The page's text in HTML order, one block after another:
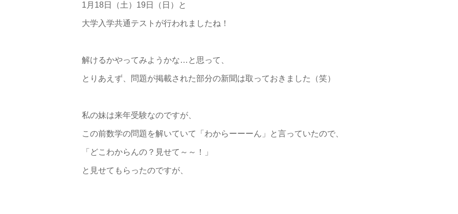
1月18日（土）19日（日）と
大学入学共通テストが行われましたね！
解けるかやってみようかな…と思って、
とりあえず、問題が掲載された部分の新聞は取っておきました（笑）
私の妹は来年受験なのですが、
この前数学の問題を解いていて「わからーーーん」と言っていたので、
「どこわからんの？見せて～～！」
と見せてもらったのですが、